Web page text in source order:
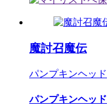
魔討召魔伝
パンプキンヘッド
パンプキンヘッド